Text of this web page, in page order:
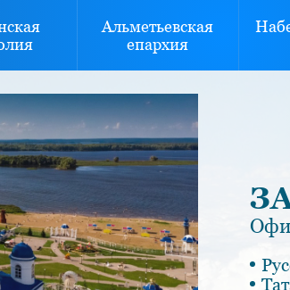
Альметьевская
епархия